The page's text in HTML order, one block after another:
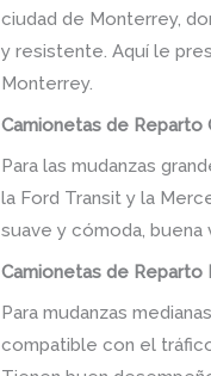
ciudad de Monterrey,
y resistente. Aquí le
Monterrey.
Camionetas de Reparto
Para las mudanzas
la Ford Transit y la
suave y cómoda,
Camionetas de Reparto
Para mudanzas
compatible con el